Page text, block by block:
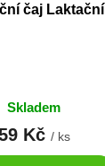
čaj Laktační
Skladem
Kč / ks